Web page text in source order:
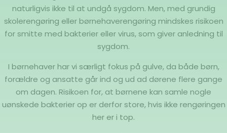
naturligvis ikke til at undgå sygdom. Men, med grundig
skolerengøring eller børnehaverengøring mindskes risikoen
for smitte med bakterier eller virus, som giver anledning til
sygdom.
I børnehaver har vi særligt fokus på gulve, da både børn,
forældre og ansatte går ind og ud ad dørene flere gange
om dagen. Risikoen for, at børnene kan samle nogle
uønskede bakterier op er derfor store, hvis ikke rengøringen
her er i top.